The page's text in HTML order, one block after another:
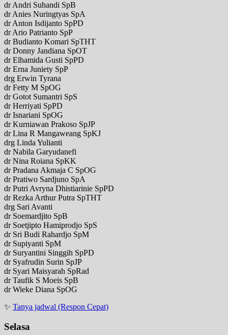
dr Andri Suhandi SpB
dr Anies Nuringtyas SpA
dr Anton Isdijanto SpPD
dr Ario Patrianto SpP
dr Budianto Komari SpTHT
dr Donny Jandiana SpOT
dr Elhamida Gusti SpPD
dr Erna Juniety SpP
drg Erwin Tyrana
dr Fetty M SpOG
dr Gotot Sumantri SpS
dr Herriyati SpPD
dr Isnariani SpOG
dr Kurniawan Prakoso SpJP
dr Lina R Mangaweang SpKJ
drg Linda Yulianti
dr Nabila Garyudanefi
dr Nina Roiana SpKK
dr Pradana Akmaja C SpOG
dr Pratiwo Sardjuno SpA
dr Putri Avryna Dhistiarinie SpPD
dr Rezka Arthur Putra SpTHT
drg Sari Avanti
dr Soemardjito SpB
dr Soetjipto Hamiprodjo SpS
dr Sri Budi Rahardjo SpM
dr Supiyanti SpM
dr Suryantini Singgih SpPD
dr Syafrudin Surin SpJP
dr Syari Maisyarah SpRad
dr Taufik S Moeis SpB
dr Wieke Diana SpOG
✨ Tanya jadwal (Respon Cepat)
Selasa